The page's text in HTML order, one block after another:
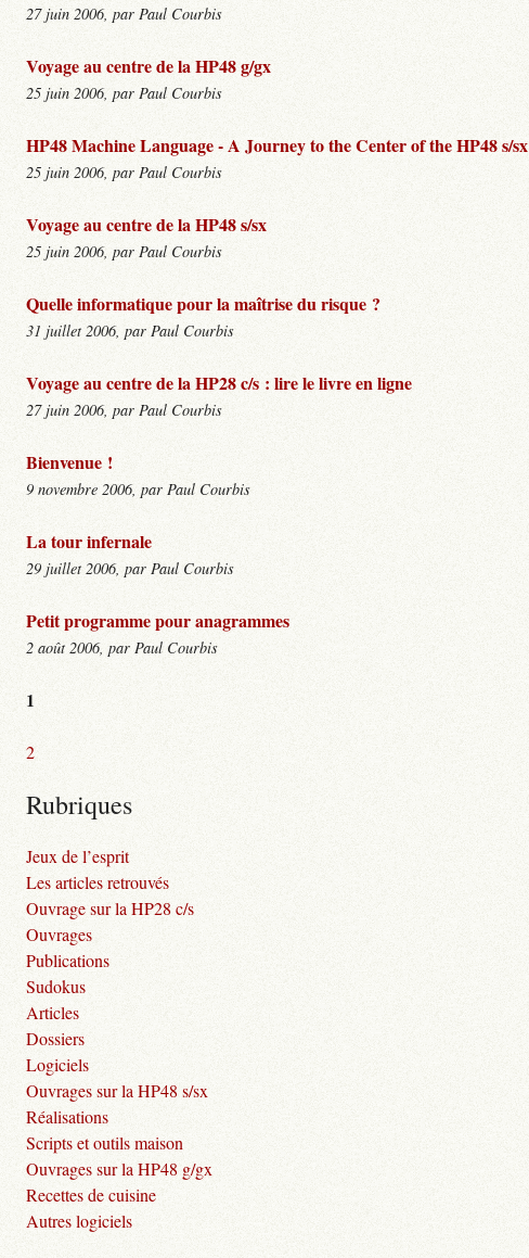
27 juin 2006, par Paul Courbis
Voyage au centre de la HP48 g/gx
25 juin 2006, par Paul Courbis
HP48 Machine Language - A Journey to the Center of the HP48 s/sx
25 juin 2006, par Paul Courbis
Voyage au centre de la HP48 s/sx
25 juin 2006, par Paul Courbis
Quelle informatique pour la maîtrise du risque ?
31 juillet 2006, par Paul Courbis
Voyage au centre de la HP28 c/s : lire le livre en ligne
27 juin 2006, par Paul Courbis
Bienvenue !
9 novembre 2006, par Paul Courbis
La tour infernale
29 juillet 2006, par Paul Courbis
Petit programme pour anagrammes
2 août 2006, par Paul Courbis
1
2
Rubriques
Jeux de l’esprit
Les articles retrouvés
Ouvrage sur la HP28 c/s
Ouvrages
Publications
Sudokus
Articles
Dossiers
Logiciels
Ouvrages sur la HP48 s/sx
Réalisations
Scripts et outils maison
Ouvrages sur la HP48 g/gx
Recettes de cuisine
Autres logiciels